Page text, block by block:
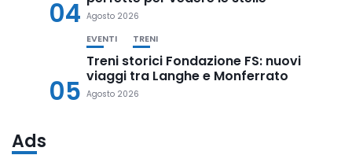
04 Agosto 2026
05
EVENTI TRENI
Treni storici Fondazione FS: nuovi
viaggi tra Langhe e Monferrato
Agosto 2026
Ads